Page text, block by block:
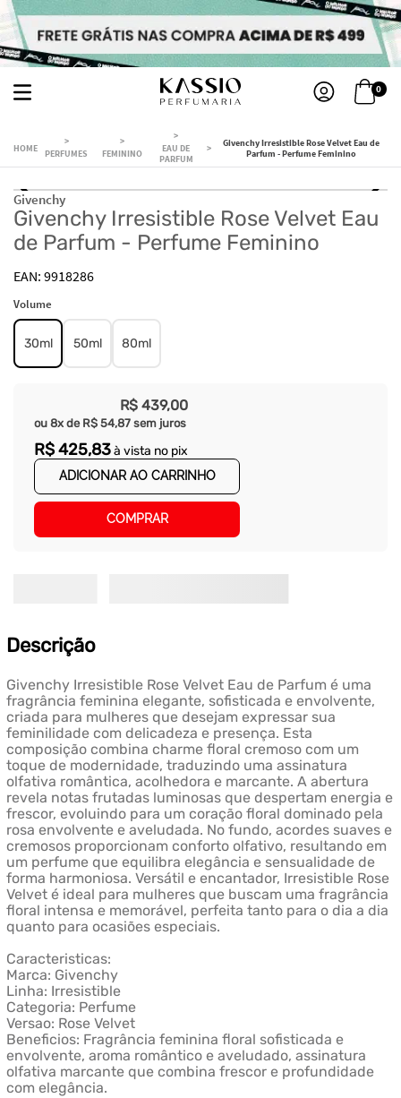
0
PERFUMES FEMININO
EAU DE
PARFUM
Givenchy Irresistible Rose Velvet Eau de
Parfum - Perfume Feminino
Givenchy
Givenchy Irresistible Rose Velvet Eau
de Parfum - Perfume Feminino
9918286
Volume
30ml 50ml 80ml
R$ 439,00
ou 8x de R$ 54,87 sem juros
R$425,83à vista no pix
ADICIONAR AO CARRINHO
COMPRAR
Descrição
Givenchy Irresistible Rose Velvet Eau de Parfum é uma
fragrância feminina elegante, sofisticada e envolvente,
criada para mulheres que desejam expressar sua
feminilidade com delicadeza e presença. Esta
composição combina charme floral cremoso com um
toque de modernidade, traduzindo uma assinatura
olfativa romântica, acolhedora e marcante. A abertura
revela notas frutadas luminosas que despertam energia e
frescor, evoluindo para um coração floral dominado pela
rosa envolvente e aveludada. No fundo, acordes suaves e
cremosos proporcionam conforto olfativo, resultando em
um perfume que equilibra elegância e sensualidade de
forma harmoniosa. Versátil e encantador, Irresistible Rose
Velvet é ideal para mulheres que buscam uma fragrância
floral intensa e memorável, perfeita tanto para o dia a dia
quanto para ocasiões especiais.
Caracteristicas:
Marca: Givenchy
Linha: Irresistible
Categoria: Perfume
Versao: Rose Velvet
Beneficios: Fragrância feminina floral sofisticada e
envolvente, aroma romântico e aveludado, assinatura
olfativa marcante que combina frescor e profundidade
com elegância.